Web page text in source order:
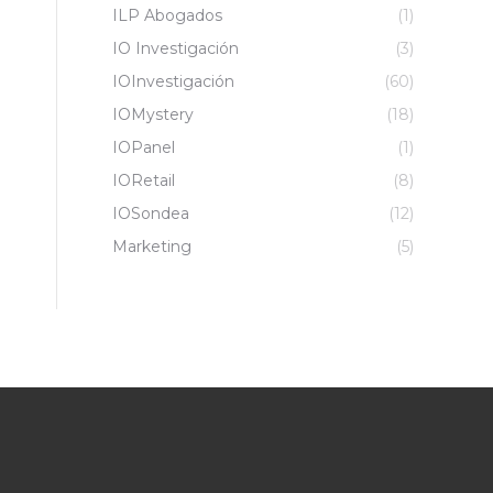
ILP Abogados
(1)
IO Investigación
(3)
IOInvestigación
(60)
IOMystery
(18)
IOPanel
(1)
IORetail
(8)
IOSondea
(12)
Marketing
(5)